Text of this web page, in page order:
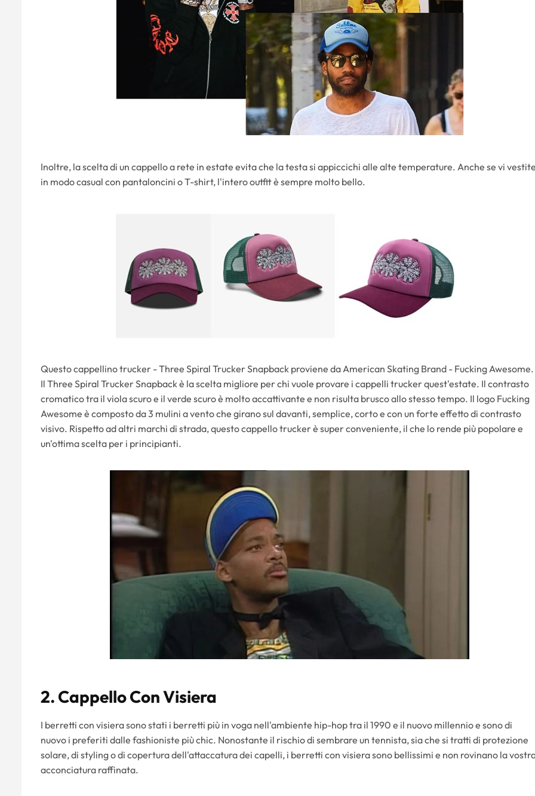
Inoltre, la scelta di un cappello a rete in estate evita che la testa si appiccichi alle alte temperature. Anche se vi
in modo casual con pantaloncini o T-shirt, l'intero outfit è sempre molto bello.
Questo cappellino trucker - Three Spiral Trucker Snapback proviene da American Skating Brand - Fucking Awesome.
Il Three Spiral Trucker Snapback è la scelta migliore per chi vuole provare i cappelli trucker quest'estate. Il contrasto
cromatico tra il viola scuro e il verde scuro è molto accattivante e non risulta brusco allo stesso tempo. Il logo Fucking
Awesome è composto da 3 mulini a vento che girano sul davanti, semplice, corto e con un forte effetto di contrasto
visivo. Rispetto ad altri marchi di strada, questo cappello trucker è super conveniente, il che lo rende più popolare e
un'ottima scelta per i principianti.
2. Cappello Con Visiera
I berretti con visiera sono stati i berretti più in voga nell'ambiente hip-hop tra il 1990 e il nuovo millennio e sono di
nuovo i preferiti dalle fashioniste più chic. Nonostante il rischio di sembrare un tennista, sia che si tratti di protezione
solare, di styling o di copertura dell'attaccatura dei capelli, i berretti con visiera sono bellissimi e non rovinano la
acconciatura raffinata.